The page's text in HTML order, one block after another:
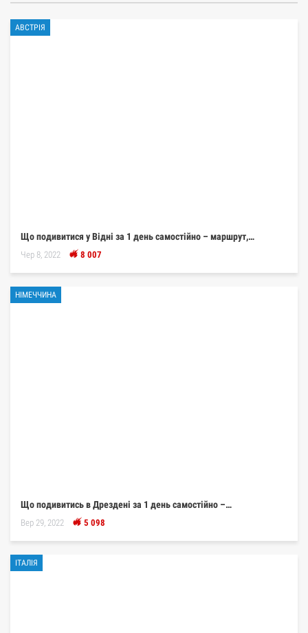
АВСТРІЯ
Що подивитися у Відні за 1 день самостійно – маршрут,…
Чер 8, 2022 8 007
НІМЕЧЧИНА
Що подивитись в Дрездені за 1 день самостійно –…
Вер 29, 2022 5 098
ІТАЛІЯ